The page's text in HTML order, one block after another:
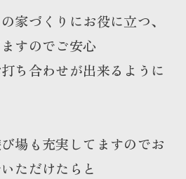
家づくりにお役に立つ、
すのでご安心
ち合わせが出来るように
場も充実してますのでお
ただけたらと